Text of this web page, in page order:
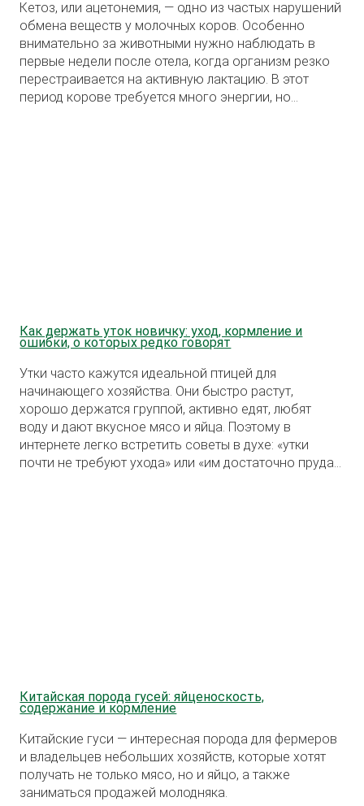
Кетоз, или ацетонемия, — одно из частых нарушений
обмена веществ у молочных коров. Особенно
внимательно за животными нужно наблюдать в
первые недели после отела, когда организм резко
перестраивается на активную лактацию. В этот
период корове требуется много энергии, но
Как держать уток новичку: уход, кормление и
ошибки, о которых редко говорят
Утки часто кажутся идеальной птицей для
начинающего хозяйства. Они быстро растут,
хорошо держатся группой, активно едят, любят
воду и дают вкусное мясо и яйца. Поэтому в
интернете легко встретить советы в духе: «утки
почти не требуют ухода» или «им достаточно пруда
Китайская порода гусей: яйценоскость,
содержание и кормление
Китайские гуси — интересная порода для фермеров
и владельцев небольших хозяйств, которые хотят
получать не только мясо, но и яйцо, а также
заниматься продажей молодняка.